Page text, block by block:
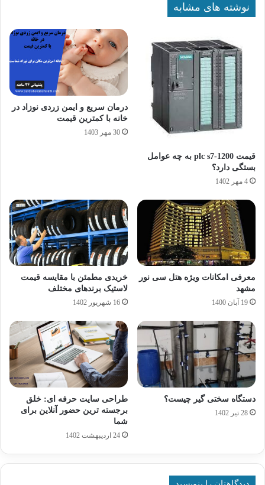
نوشته های مشابه
قیمت plc s7-1200 به چه عوامل
بستگی دارد؟
4 مهر 1402
درمان سریع و ایمن زردی نوزاد در
خانه با کمترین قیمت
30 مهر 1403
معرفی امکانات ویژه هتل سی نور
مشهد
19 آبان 1400
خریدی مطمئن با مقایسه قیمت
لاستیک برندهای مختلف
16 شهریور 1402
دستگاه سختی گیر چیست؟
28 تیر 1402
طراحی سایت حرفه ای: خلق
برجسته ترین حضور آنلاین برای
شما
24 اردیبهشت 1402